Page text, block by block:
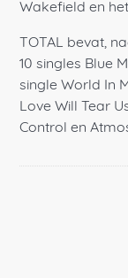
Wakefield en
TOTAL bevat,
10 singles Blue
single World In
Love Will Tear
Control en